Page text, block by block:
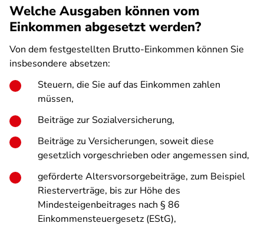
Welche Ausgaben können vom
Einkommen abgesetzt werden?
Von dem festgestellten Brutto-Einkommen können Sie
insbesondere absetzen:
Steuern, die Sie auf das Einkommen zahlen
müssen,
Beiträge zur Sozialversicherung,
Beiträge zu Versicherungen, soweit diese
gesetzlich vorgeschrieben oder angemessen sind,
geförderte Altersvorsorgebeiträge, zum Beispiel
Riesterverträge, bis zur Höhe des
Mindesteigenbeitrages nach § 86
Einkommensteuergesetz (EStG),